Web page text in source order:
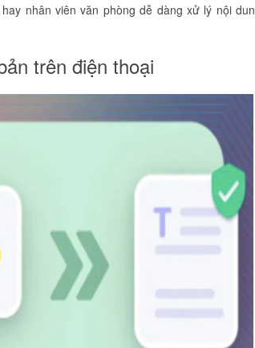
nhân viên văn phòng dễ dàng xử lý nội
trên điện thoại